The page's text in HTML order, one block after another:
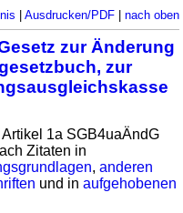
Ausdrucken/PDF| nach oben
zur Änderung
zur
1a SGB4uaÄndG
Zitaten in
,anderen
und inaufgehobenen